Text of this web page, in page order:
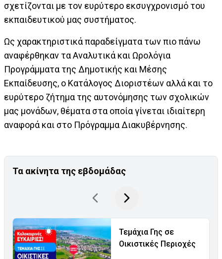
σχετίζονται με τον ευρύτερο εκσυγχρονισμό του
εκπαιδευτικού μας συστήματος.
Ως χαρακτηριστικά παραδείγματα των πιο πάνω
αναφέρθηκαν τα Αναλυτικά και Ωρολόγια
Προγράμματα της Δημοτικής και Μέσης
Εκπαίδευσης, ο Κατάλογος Διοριστέων αλλά και το
ευρύτερο ζήτημα της αυτονόμησης των σχολικών
μας μονάδων, θέματα στα οποία γίνεται ιδιαίτερη
αναφορά και στο Πρόγραμμα Διακυβέρνησης.
Τα ακίνητα της εβδομάδας
Τεμάχια Γης σε
Οικιστικές Περιοχές